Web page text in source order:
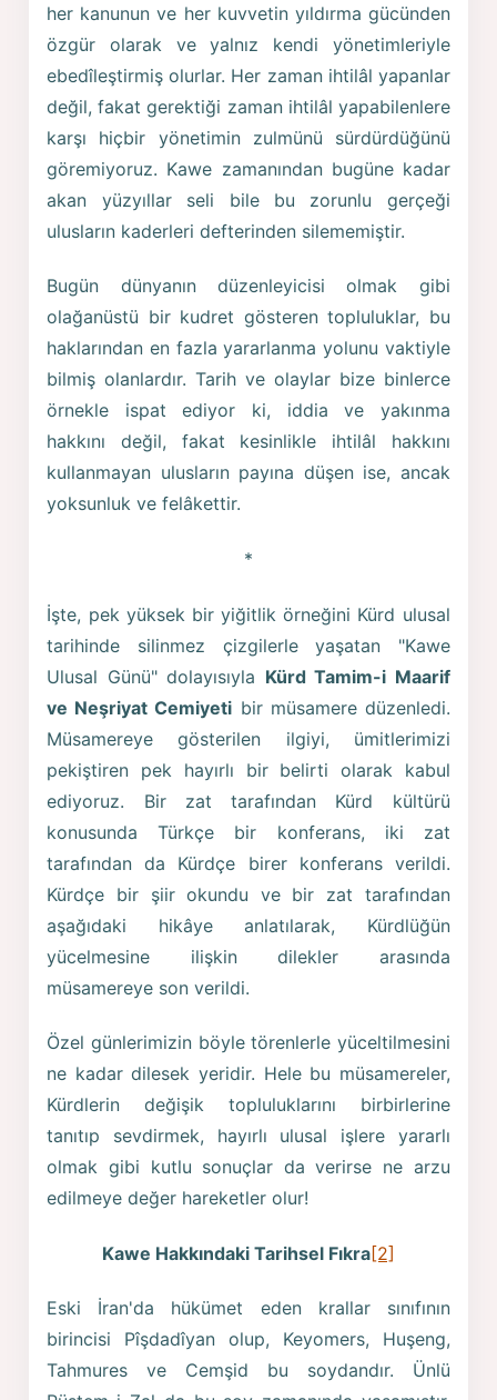
her kanunun ve her kuvvetin yıldırma gücünden
özgür olarak ve yalnız kendi yönetimleriyle
ebedîleştirmiş olurlar. Her zaman ihtilâl yapanlar
değil, fakat gerektiği zaman ihtilâl yapabilenlere
karşı hiçbir yönetimin zulmünü sürdürdüğünü
göremiyoruz. Kawe zamanından bugüne kadar
akan yüzyıllar seli bile bu zorunlu gerçeği
ulusların kaderleri defterinden silememiştir.
Bugün dünyanın düzenleyicisi olmak gibi
olağanüstü bir kudret gösteren topluluklar, bu
haklarından en fazla yararlanma yolunu vaktiyle
bilmiş olanlardır. Tarih ve olaylar bize binlerce
örnekle ispat ediyor ki, iddia ve yakınma
hakkını değil, fakat kesinlikle ihtilâl hakkını
kullanmayan ulusların payına düşen ise, ancak
yoksunluk ve felâkettir.
*
İşte, pek yüksek bir yiğitlik örneğini Kürd ulusal
tarihinde silinmez çizgilerle yaşatan "Kawe
Ulusal Günü" dolayısıyla Kürd Tamim-i Maarif
ve Neşriyat Cemiyeti bir müsamere düzenledi.
Müsamereye gösterilen ilgiyi, ümitlerimizi
pekiştiren pek hayırlı bir belirti olarak kabul
ediyoruz. Bir zat tarafından Kürd kültürü
konusunda Türkçe bir konferans, iki zat
tarafından da Kürdçe birer konferans verildi.
Kürdçe bir şiir okundu ve bir zat tarafından
aşağıdaki hikâye anlatılarak, Kürdlüğün
yücelmesine ilişkin dilekler arasında
müsamereye son verildi.
Özel günlerimizin böyle törenlerle yüceltilmesini
ne kadar dilesek yeridir. Hele bu müsamereler,
Kürdlerin değişik topluluklarını birbirlerine
tanıtıp sevdirmek, hayırlı ulusal işlere yararlı
olmak gibi kutlu sonuçlar da verirse ne arzu
edilmeye değer hareketler olur!
Kawe Hakkındaki Tarihsel Fıkra[2]
Eski İran'da hükümet eden krallar sınıfının
birincisi Pîşdadîyan olup, Keyomers, Huşeng,
Tahmures ve Cemşid bu soydandır. Ünlü